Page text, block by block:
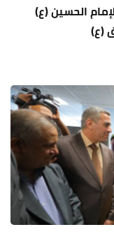
الحسين (ع)
(ع)